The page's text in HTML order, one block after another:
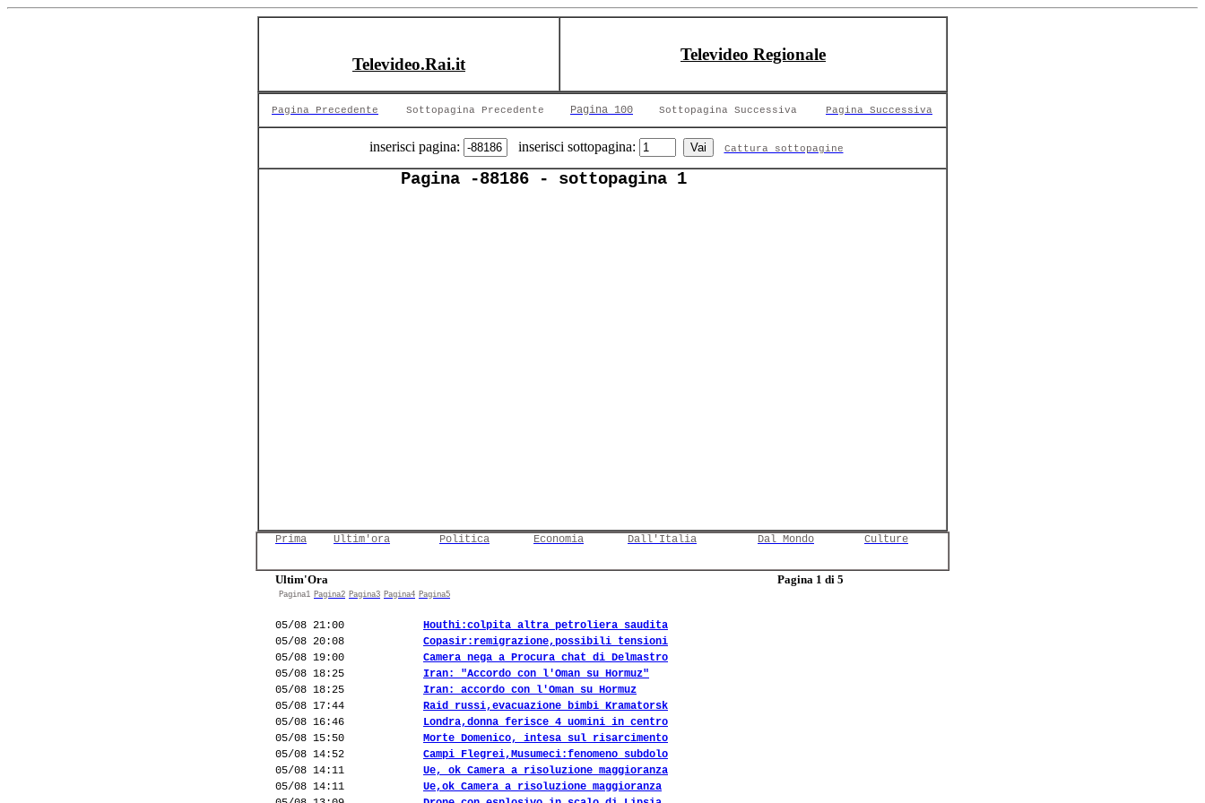
Televideo.Rai.it
Televideo Regionale
Pagina Precedente Sottopagina Precedente Pagina 100 Sottopagina Successiva Pagina Successiva
inserisci pagina: inserisci sottopagina: Cattura sottopagine
Pagina -88186 - sottopagina 1
Prima Ultim'ora Politica Economia Dall'Italia Dal Mondo Culture
Ultim'Ora Pagina 1 di 5
Pagina1 Pagina2 Pagina3 Pagina4 Pagina5
05/08 21:00
Houthi:colpita altra petroliera saudita
05/08 20:08
Copasir:remigrazione,possibili tensioni
05/08 19:00
Camera nega a Procura chat di Delmastro
05/08 18:25
Iran: "Accordo con l'Oman su Hormuz"
05/08 18:25
Iran: accordo con l'Oman su Hormuz
05/08 17:44
Raid russi,evacuazione bimbi Kramatorsk
05/08 16:46
Londra,donna ferisce 4 uomini in centro
05/08 15:50
Morte Domenico, intesa sul risarcimento
05/08 14:52
Campi Flegrei,Musumeci:fenomeno subdolo
05/08 14:11
Ue, ok Camera a risoluzione maggioranza
05/08 14:11
Ue,ok Camera a risoluzione maggioranza